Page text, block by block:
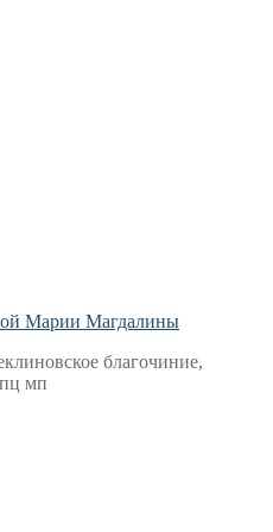
Марии Магдалины
благочиние,
мп